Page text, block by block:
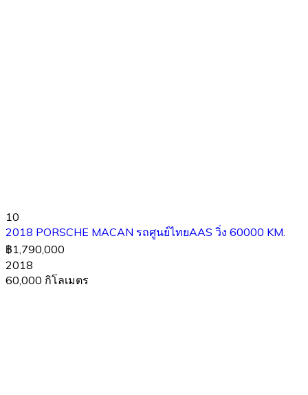
10
2018 PORSCHE MACAN รถศูนย์ไทยAAS วิ่ง 60000 KM.
฿1,790,000
2018
60,000 กิโลเมตร